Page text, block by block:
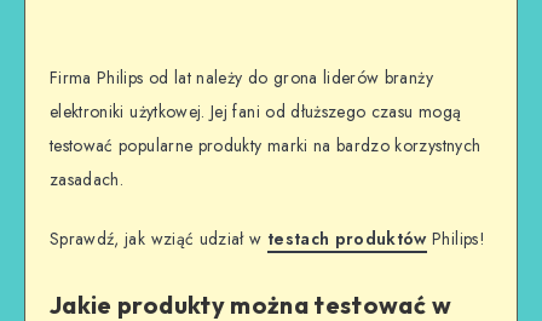
Firma Philips od lat należy do grona liderów branży
elektroniki użytkowej. Jej fani od dłuższego czasu mogą
testować popularne produkty marki na bardzo korzystnych
zasadach.
Sprawdź, jak wziąć udział w testach produktówPhilips!
Jakie produkty można testować w